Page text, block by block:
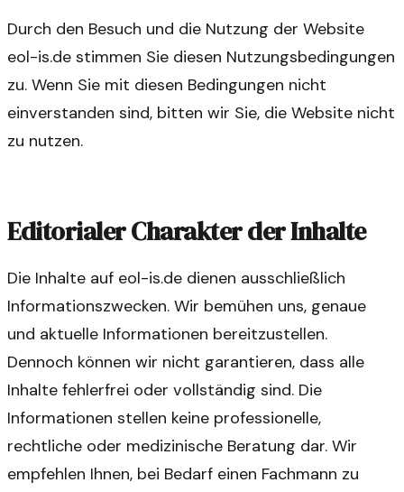
Durch den Besuch und die Nutzung der Website
eol-is.de stimmen Sie diesen Nutzungsbedingungen
zu. Wenn Sie mit diesen Bedingungen nicht
einverstanden sind, bitten wir Sie, die Website nicht
zu nutzen.
Editorialer Charakter der Inhalte
Die Inhalte auf eol-is.de dienen ausschließlich
Informationszwecken. Wir bemühen uns, genaue
und aktuelle Informationen bereitzustellen.
Dennoch können wir nicht garantieren, dass alle
Inhalte fehlerfrei oder vollständig sind. Die
Informationen stellen keine professionelle,
rechtliche oder medizinische Beratung dar. Wir
empfehlen Ihnen, bei Bedarf einen Fachmann zu